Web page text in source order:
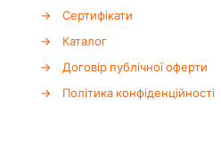
→
Сертифікати
→
Каталог
→
Договір публічної оферти
→
Політика конфіденційності